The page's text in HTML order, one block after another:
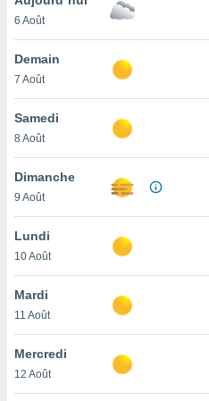
et
»,
au
vous
qu'ils
ou
le
ainsi
un
la
du
6 Août
Demain
7 Août
Samedi
8 Août
Dimanche
9 Août
Lundi
10 Août
Mardi
11 Août
Mercredi
12 Août